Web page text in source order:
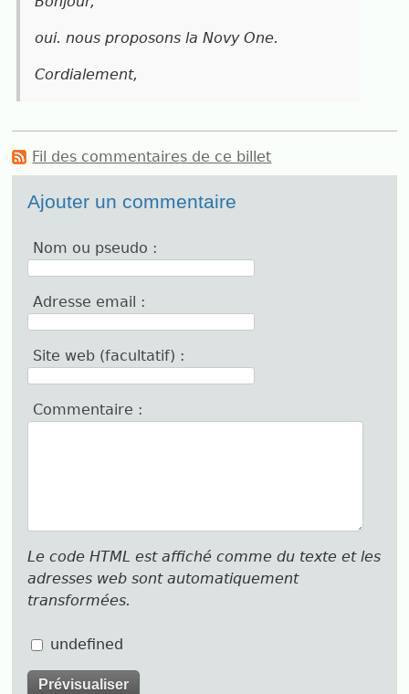
oui. nous proposons la Novy One.
Cordialement,
Fil des commentaires de ce billet
Ajouter un commentaire
Nom ou pseudo :
Adresse email :
Site web (facultatif) :
Commentaire :
Le code HTML est affiché comme du texte et les
adresses web sont automatiquement
transformées.
undefined